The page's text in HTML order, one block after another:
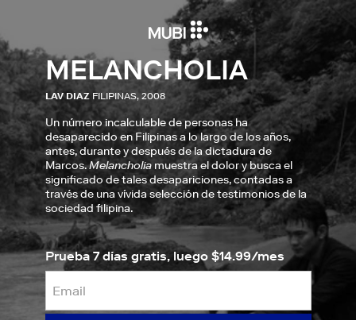
MELANCHOLIA
LAV DIAZ FILIPINAS, 2008
Un número incalculable de personas ha
desaparecido en Filipinas a lo largo de los años,
antes, durante y después de la dictadura de
Marcos.Melancholiamuestra el dolor y busca el
significado de tales desapariciones, contadas a
través de una vívida selección de testimonios de la
sociedad filipina.
Prueba 7 días gratis, luego $14.99/mes